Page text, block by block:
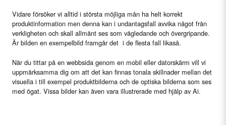
Vidare försöker vi alltid i största möjliga mån ha helt korrekt
produktinformation men denna kan i undantagsfall avvika något från
verkligheten och skall allmänt ses som vägledande och övergripande.
Är bilden en exempelbild framgår det i de flesta fall likaså.
När du tittar på en webbsida genom en mobil eller datorskärm vill vi
uppmärksamma dig om att det kan finnas tonala skillnader mellan det
visuella i till exempel produktbilderna och de optiska bilderna som ses
med ögat. Vissa bilder kan även vara illustrerade med hjälp av Ai.